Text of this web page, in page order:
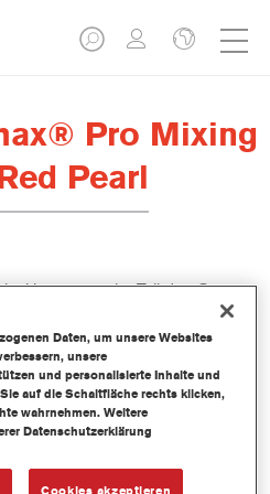
Pro Mixing
Pearl
ist Teil des Cromax
mit außergewöhnlich genauer
trägt zur Steigerung
bei.
Daten, um unsere Websites
unsere
und personalisierte Inhalte und
auf die Schaltfläche rechts klicken,
wahrnehmen. Weitere
Datenschutzerklärung
Cookies akzeptieren